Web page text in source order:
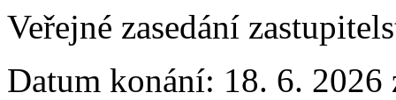
Veřejné zasedání
Datum konání: 18. 6. 2026